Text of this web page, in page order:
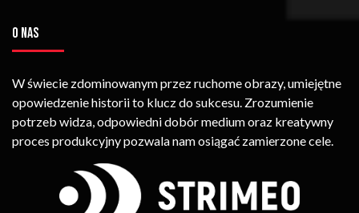
O NAS
W świecie zdominowanym przez ruchome obrazy, umiejętne
opowiedzenie historii to klucz do sukcesu. Zrozumienie
potrzeb widza, odpowiedni dobór medium oraz kreatywny
proces produkcyjny pozwala nam osiągać zamierzone cele.